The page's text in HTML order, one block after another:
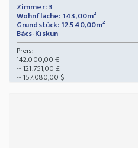
Zimmer: 3
Wohnfläche: 143,00m²
Grundstück: 12.540,00m²
Bács-Kiskun
Preis:
142.000,00 €
~ 121.751,00 £
~ 157.080,00 $